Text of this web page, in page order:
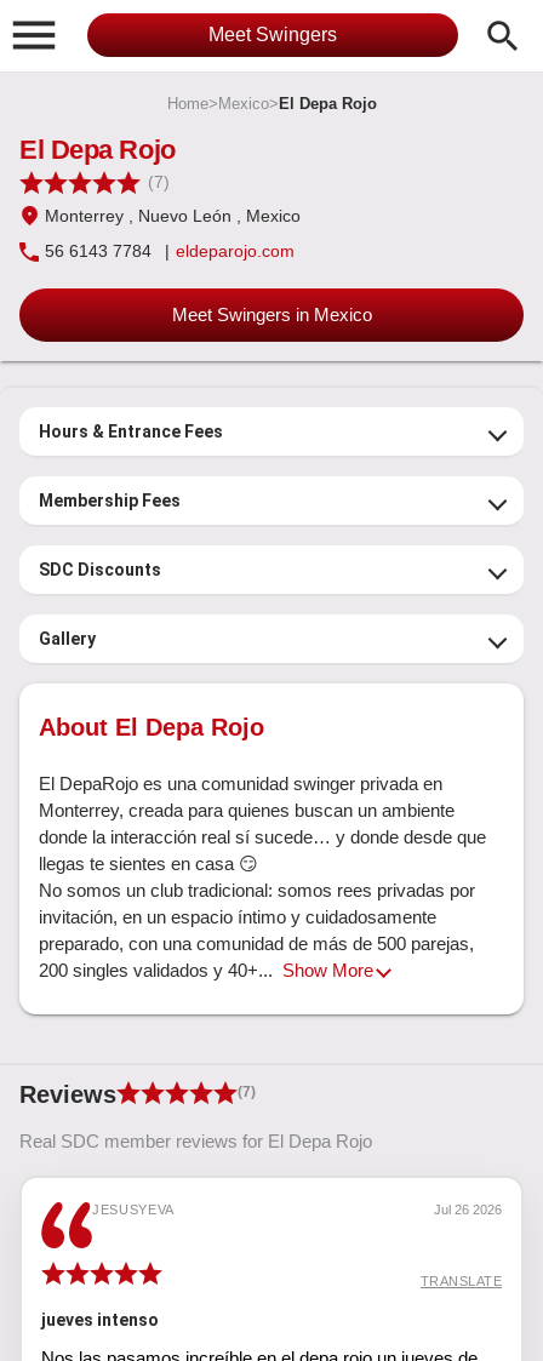
 Meet Swingers search
Home> Mexico> El Depa Rojo
El Depa Rojo
(7)
Monterrey
, Nuevo León
, Mexico
56 6143 7784
| eldeparojo.com
Meet Swingers in Mexico
Hours & Entrance Fees
Membership Fees
SDC Discounts
Gallery
About El Depa Rojo
El DepaRojo es una comunidad swinger privada en
Monterrey, creada para quienes buscan un ambiente
donde la interacción real sí sucede… y donde desde que
llegas te sientes en casa 😏
No somos un club tradicional: somos rees privadas por
invitación, en un espacio íntimo y cuidadosamente
preparado, con una comunidad de más de 500 parejas,
200 singles validados y 40+... Show More
Reviews (7)
Real SDC member reviews for El Depa Rojo
JESUSYEVA Jul 26 2026
TRANSLATE
jueves intenso